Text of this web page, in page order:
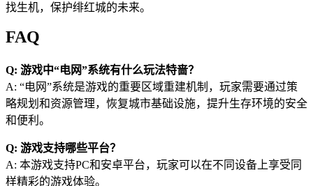
找生机，保护绯红城的未来。
FAQ
Q: 游戏中“电网”系统有什么玩法特啬？
A: “电网”系统是游戏的重要区域重建机制，玩家需要通过策
略规划和资源管理，恢复城市基础设施，提升生存环境的安全
和便利。
Q: 游戏支持哪些平台？
A: 本游戏支持PC和安卓平台，玩家可以在不同设备上享受同
样精彩的游戏体验。